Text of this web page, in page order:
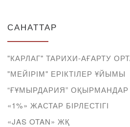
САНАТТАР
"КАРЛАГ" ТАРИХИ-АҒАРТУ
"МЕЙІРІМ" ЕРІКТІЛЕР ҰЙЫМЫ
“ҒҰМЫРДАРИЯ”
«1%» ЖАСТАР БІРЛЕСТІГІ
«JAS OTAN» ЖҚ